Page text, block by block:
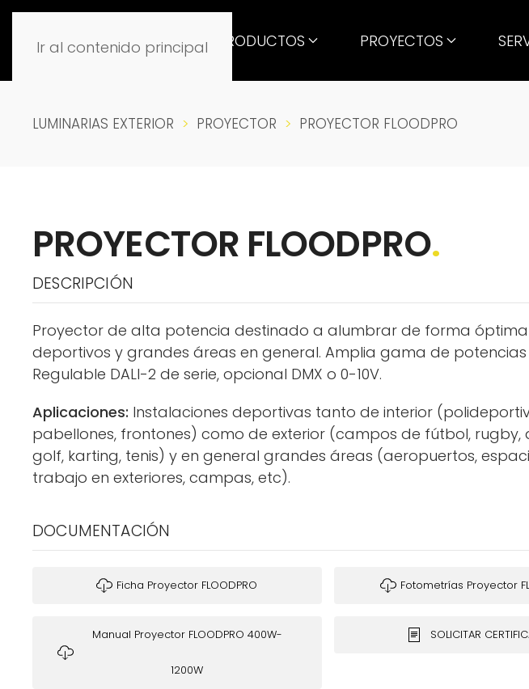
Ir al contenido principal PRODUCTOS PROYECTOS
LUMINARIAS EXTERIOR PROYECTOR PROYECTOR FLOODPRO
PROYECTOR FLOODPRO.
DESCRIPCIÓN
Proyector de alta potencia destinado a alumbrar de forma
deportivos y grandes áreas en general. Amplia gama de
Regulable DALI-2 de serie, opcional DMX o 0-10V.
Aplicaciones: Instalaciones deportivas tanto de interior
pabellones, frontones) como de exterior (campos de fútbol, rugby,
golf, karting, tenis) y en general grandes áreas (aeropuertos,
trabajo en exteriores, campas, etc).
DOCUMENTACIÓN
Ficha Proyector FLOODPRO
Manual Proyector FLOODPRO 400W-
1200W
Fotometrías Proyector
SOLICITAR